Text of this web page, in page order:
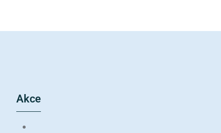
Akce